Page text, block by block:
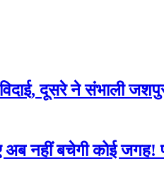
विदाई, दूसरे ने संभाली
अब नहीं बचेगी कोई जगह!